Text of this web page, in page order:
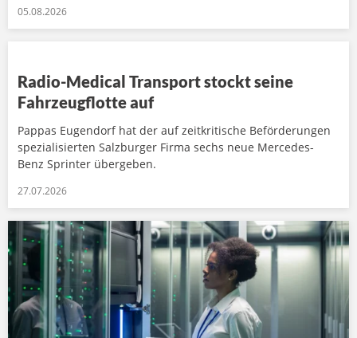
05.08.2026
Radio-Medical Transport stockt seine
Fahrzeugflotte auf
Pappas Eugendorf hat der auf zeitkritische Beförderungen
spezialisierten Salzburger Firma sechs neue Mercedes-
Benz Sprinter übergeben.
27.07.2026